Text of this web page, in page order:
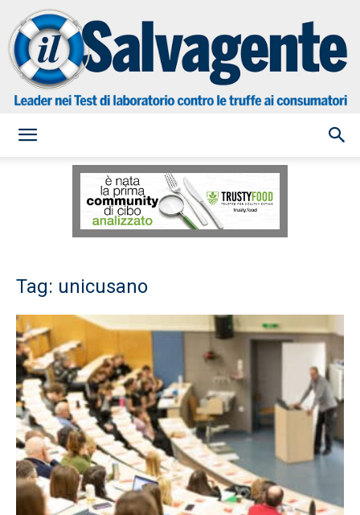
Salvagente
Tag: unicusano